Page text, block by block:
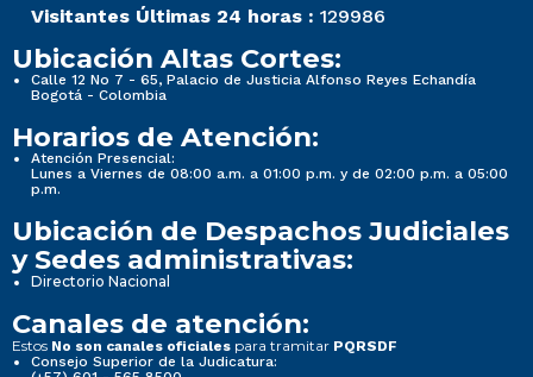
Visitantes Últimas 24 horas : 129986
Ubicación Altas Cortes:
Calle 12 No 7 - 65, Palacio de Justicia Alfonso Reyes Echandía
Bogotá - Colombia
Horarios de Atención:
Atención Presencial:
Lunes a Viernes de 08:00 a.m. a 01:00 p.m. y de 02:00 p.m. a 05:00
p.m.
Ubicación de Despachos Judiciales
y Sedes administrativas:
Directorio Nacional
Canales de atención:
Estos No son canales oficiales para tramitar PQRSDF
Consejo Superior de la Judicatura: